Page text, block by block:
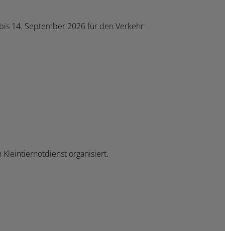
14. September 2026 für den Verkehr
Kleintiernotdienst organisiert.